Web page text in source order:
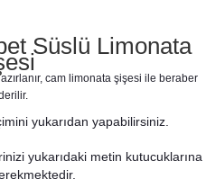
Süslü Limonata
cam limonata şişesi ile beraber
yukarıdan yapabilirsiniz.
yukarıdaki metin kutucuklarına